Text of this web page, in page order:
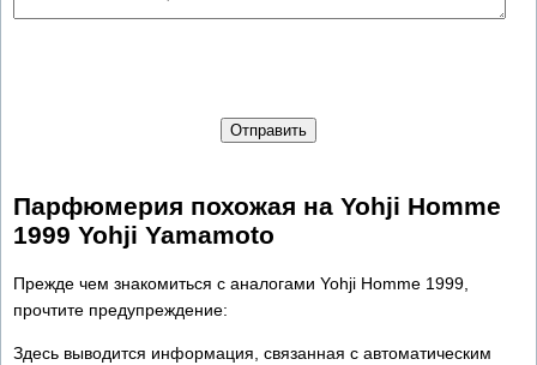
Отправить
Парфюмерия похожая на Yohji Homme
1999 Yohji Yamamoto
Прежде чем знакомиться с аналогами Yohji Homme 1999,
прочтите предупреждение:
Здесь выводится информация, связанная с автоматическим